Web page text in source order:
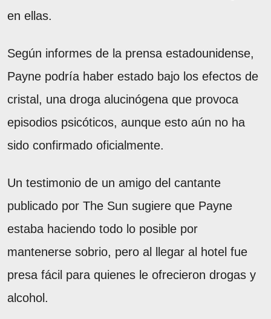
en ellas.
Según informes de la prensa estadounidense,
Payne podría haber estado bajo los efectos de
cristal, una droga alucinógena que provoca
episodios psicóticos, aunque esto aún no ha
sido confirmado oficialmente.
Un testimonio de un amigo del cantante
publicado por The Sun sugiere que Payne
estaba haciendo todo lo posible por
mantenerse sobrio, pero al llegar al hotel fue
presa fácil para quienes le ofrecieron drogas y
alcohol.